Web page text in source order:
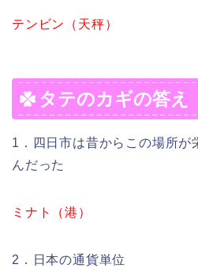
テンビン（天秤）
タテのカギの答え
1．四日市は昔からこの場所が
んだった
ミナト（港）
2．日本の通貨単位